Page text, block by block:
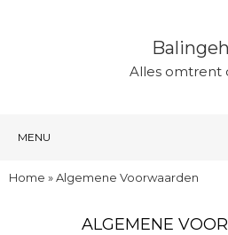
Alles omtrent
MENU
Home »Algemene Voorwaarden
ALGEMENE